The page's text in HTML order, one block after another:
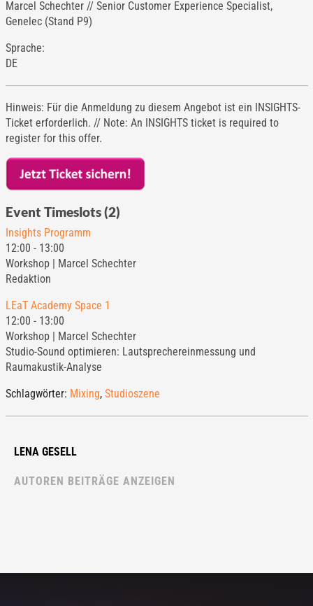
Marcel Schechter // Senior Customer Experience Specialist,
Genelec (Stand P9)
Sprache:
DE
Hinweis: Für die Anmeldung zu diesem Angebot ist ein INSIGHTS-
Ticket erforderlich. // Note: An INSIGHTS ticket is required to
register for this offer.
Event Timeslots (2)
Insights Programm
12:00 - 13:00
Workshop | Marcel Schechter
Redaktion
LEaT Academy Space 1
12:00 - 13:00
Workshop | Marcel Schechter
Studio-Sound optimieren: Lautsprechereinmessung und
Raumakustik-Analyse
Schlagwörter: Mixing, Studioszene
LENA GESELL
AUTOREN BEITRÄGE ANZEIGEN